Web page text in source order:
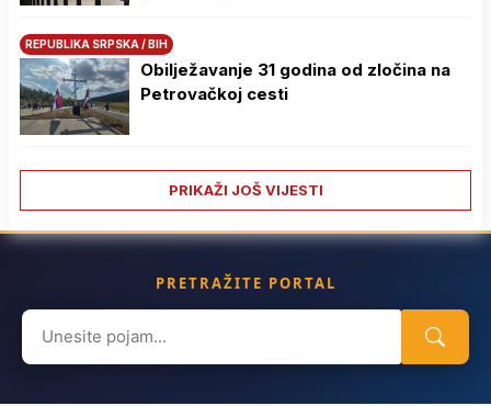
REPUBLIKA SRPSKA / BIH
Obilježavanje 31 godina od zločina na
Petrovačkoj cesti
PRIKAŽI JOŠ VIJESTI
PRETRAŽITE PORTAL
Search
for: